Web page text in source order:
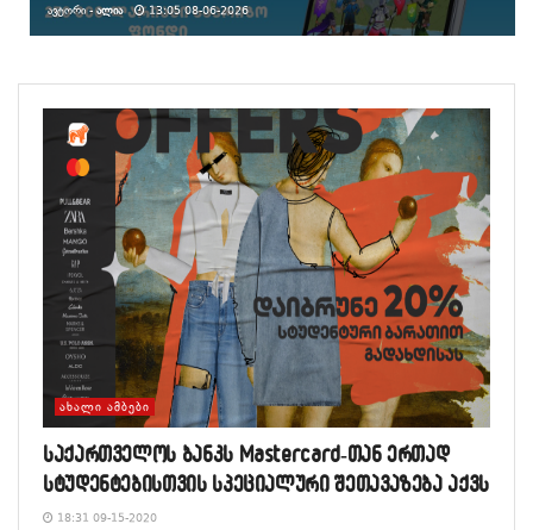
ᲐᲕᲢᲝᲠᲘ - ᲐᲚᲘᲐ 13:05 08-06-2026
ᲐᲮᲐᲚᲘ ᲐᲛᲑᲔᲑᲘ
საქართველოს ბანკს Mastercard-თან ერთად
სტუდენტებისთვის სპეციალური შეთავაზება აქვს
18:31 09-15-2020